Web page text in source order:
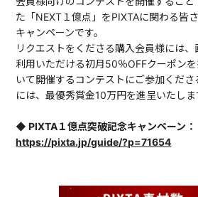
た「NEXT１億点」をPIXTAに関わる皆
キャンペーンです。
リクエストをくださる購入会員様には
利用いただける初月50％OFFクーポン
いて開催するコンテストにご参加くだ
には、最優秀賞金10万円を進呈いたしま
◆ PIXTA１億点突破記念キャンペーン：
https://pixta.jp/guide/?p=71654